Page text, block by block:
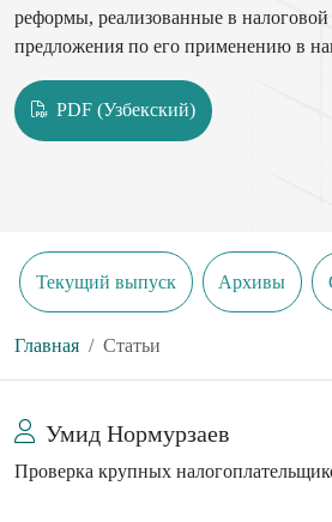
реформы, реализованные в
предложения по его применению в
PDF (Узбекский)
Текущий выпуск Архивы
Главная Статьи
Умид Нормурзаев
Проверка крупных